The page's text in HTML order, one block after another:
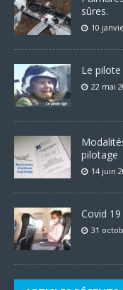
sûres.
10
Le pilote
22 mai
pilotage
14 juin
Covid
31